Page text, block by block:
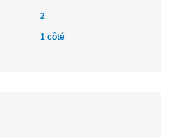
2
1 côté